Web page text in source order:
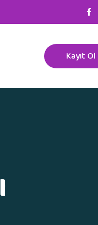
Kayıt Ol